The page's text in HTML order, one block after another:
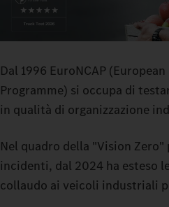
Dal 1996 EuroNCAP
Programme) si occupa di
in qualità di organizzazione
Nel quadro della "Vision Zero"
incidenti, dal 2024 ha esteso
collaudo ai veicoli industriali